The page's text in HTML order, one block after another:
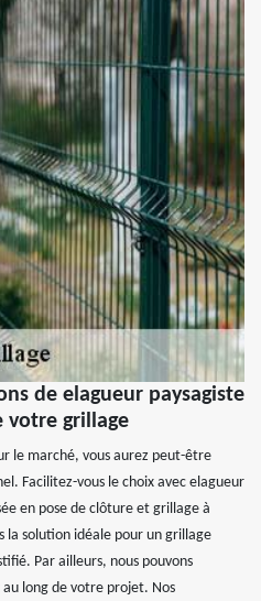
de elagueur paysagiste
votre grillage
le marché, vous aurez peut-être
Facilitez-vous le choix avec elagueur
en pose de clôture et grillage à
la solution idéale pour un grillage
Par ailleurs, nous pouvons
long de votre projet. Nos